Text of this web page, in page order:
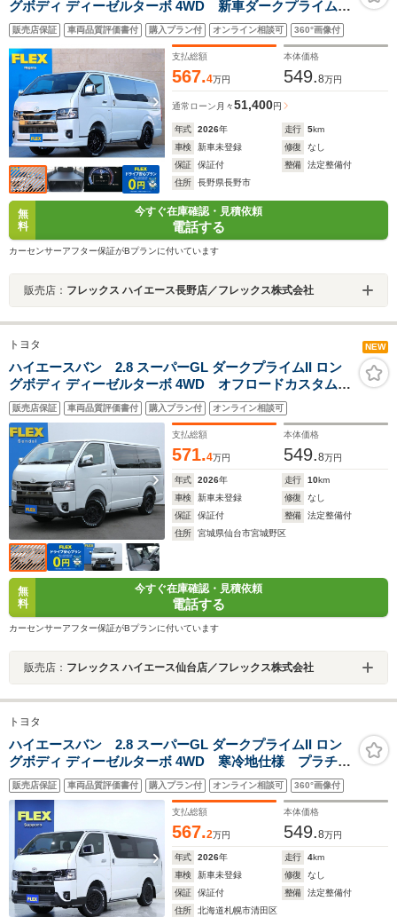
グボディ ディーゼルターボ 4WD 新車ダークプライムII!
ビルドインETC2.0FLEXベッドキットタイプIIFLEXフロ
ントスポイラーFLEXオーバーフェンダーFLEX DELF06
17インチアルミグッドイヤー ナスカータイヤFLEXラムダ
LEDテール
販売店保証 車両品質評価書付 購入プラン付 オンライン相談可 360°画像付
支払総額
567.4万円
本体価格
549.8万円
通常ローン 月々51,400円
年式 2026年 走行 5km
車検
新車未登録 修復
なし
保証
保証付 整備
法定整備付
住所
長野県長野市
無
料
今すぐ在庫確認・見積依頼
電話する
カーセンサーアフター保証がBプランに付いています
販売店： フレックス ハイエース長野店／フレックス株式会社
トヨタ NEW
ハイエースバン 2.8 スーパーGL ダークプライムII ロン
グボディ ディーゼルターボ 4WD オフロードカスタム
BJメキシカン16インチアルミ グラントレックRTタイ
ヤ ディスプレイオーディオプラス クラシックテー
ル ティーフォース フェンダー ベットキット バイ
ビームヘットライト 寒冷地仕様
販売店保証 車両品質評価書付 購入プラン付 オンライン相談可
支払総額
571.4万円
本体価格
549.8万円
年式 2026年 走行 10km
車検
新車未登録 修復
なし
保証
保証付 整備
法定整備付
住所
宮城県仙台市宮城野区
無
料
今すぐ在庫確認・見積依頼
電話する
カーセンサーアフター保証がBプランに付いています
販売店： フレックス ハイエース仙台店／フレックス株式会社
トヨタ
ハイエースバン 2.8 スーパーGL ダークプライムII ロン
グボディ ディーゼルターボ 4WD 寒冷地仕様 プラチナ
ホワイトパール パワスラ デジタルインナーミラー
アルミ16in タイヤ16in フロントスポイラー リアス
ポ ベットキット LEDテール ベットキット ディス
プレイAD ETC
販売店保証 車両品質評価書付 購入プラン付 オンライン相談可 360°画像付
支払総額
567.2万円
本体価格
549.8万円
年式 2026年 走行 4km
車検
新車未登録 修復
なし
保証
保証付 整備
法定整備付
住所
北海道札幌市清田区